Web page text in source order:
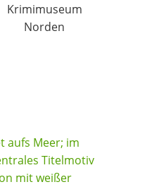
Krimimuseum
Norden